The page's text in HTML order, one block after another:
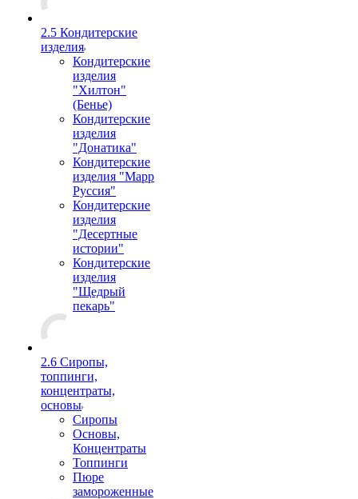
2.5 Кондитерские
изделия
Кондитерские
изделия
"Хилтон"
(Бенье)
Кондитерские
изделия
"Донатика"
Кондитерские
изделия "Марр
Руссия"
Кондитерские
изделия
"Десертные
истории"
Кондитерские
изделия
"Щедрый
пекарь"
2.6 Сиропы,
топпинги,
концентраты,
основы
Сиропы
Основы,
Концентраты
Топпинги
Пюре
замороженные